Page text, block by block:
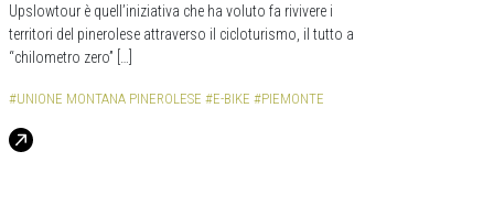
Upslowtour è quell’iniziativa che ha voluto fa rivivere i
territori del pinerolese attraverso il cicloturismo, il tutto a
“chilometro zero” […]
#UNIONE MONTANA PINEROLESE #E-BIKE #PIEMONTE